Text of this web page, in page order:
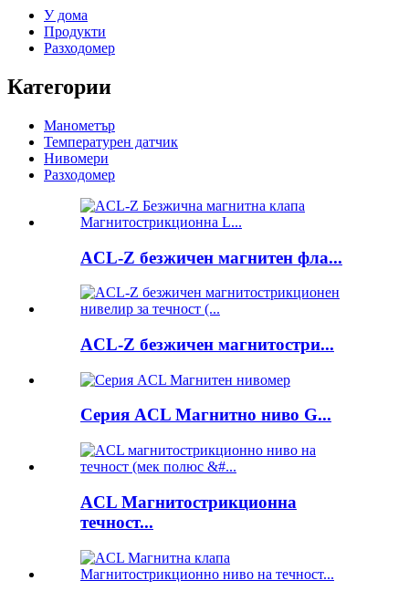
У дома
Продукти
Разходомер
Категории
Манометър
Температурен датчик
Нивомери
Разходомер
ACL-Z безжичен магнитен фла...
ACL-Z безжичен магнитостри...
Серия ACL Магнитно ниво G...
ACL Магнитострикционна
течност...